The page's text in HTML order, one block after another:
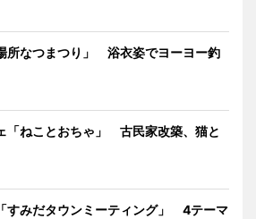
所なつまつり」 浴衣姿でヨーヨー釣
「ねことおちゃ」 古民家改築、猫と
すみだタウンミーティング」 4テーマ